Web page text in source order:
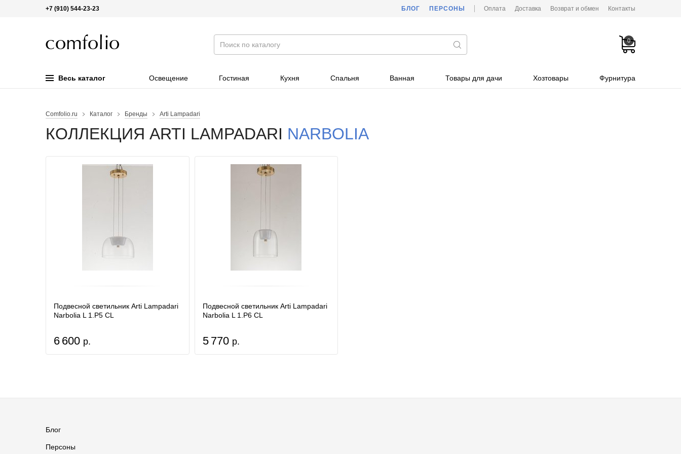
+7 (910) 544-23-23 БЛОГ ПЕРСОНЫ Оплата Доставка Возврат и обмен Контакты
0
Весь каталог Освещение Гостиная Кухня Спальня Ванная Товары для дачи Хозтовары Фурнитура
Comfolio.ru Каталог Бренды Arti Lampadari
КОЛЛЕКЦИЯ ARTI LAMPADARI NARBOLIA
Подвесной светильник Arti Lampadari
Narbolia L 1.P5 CL
6 600 р.
Подвесной светильник Arti Lampadari
Narbolia L 1.P6 CL
5 770 р.
Блог
Персоны